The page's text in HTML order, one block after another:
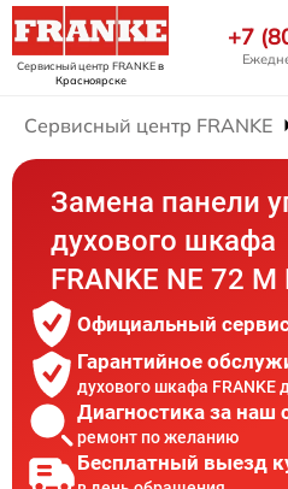
Сервисный центр FRANKEв
Красноярске
+7
Сервисный центр FRANKE
Замена панели
духового шкафа
FRANKE NE 72 M
Официальный
Гарантийное
духового шкафа FRANKE
Диагностика за наш
ремонт по желанию
Бесплатный выезд